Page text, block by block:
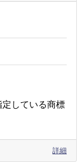
している商標
詳細